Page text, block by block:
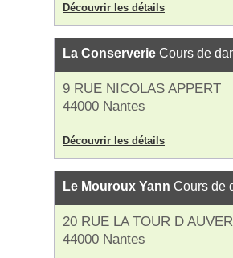
Découvrir les détails
La Conserverie Cours de
9 RUE NICOLAS APPERT
44000 Nantes
Découvrir les détails
Le Mouroux Yann Cours de
20 RUE LA TOUR D
44000 Nantes